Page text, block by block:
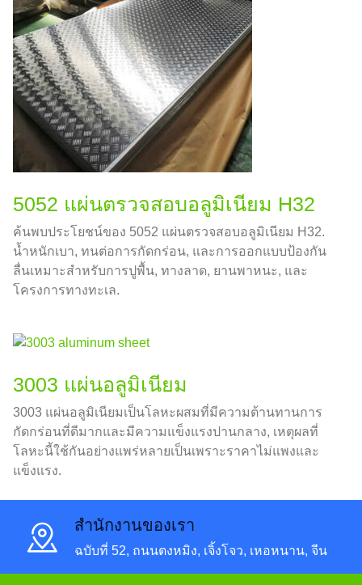
5052 แผ่นตรวจสอบอลูมิเนียม H32
ค้นพบประโยชน์ของ 5052 แผ่นตรวจสอบอลูมิเนียม H32.
น้ำหนักเบา, ทนต่อการกัดกร่อน, และการออกแบบป้องกัน
ลื่นเหมาะสำหรับการปูพื้น, ทางลาด, ยานพาหนะ, และ
โครงการทางทะเล.
3003 แผ่นอลูมิเนียม
3003 แผ่นอลูมิเนียมเป็นโลหะผสมที่มีความต้านทานการ
กัดกร่อนที่ดีมากและมีความแข็งแรงปานกลาง, เหตุผลที่
โลหะนี้ใช้กันอย่างแพร่หลายเป็นเพราะราคาไม่แพงและ
แข็งแรง.
สํานักงานของเรา
ฉบับที่ 52, ถนนตงหมิง, เจิ้งโจว, เหอหนาน, จีน